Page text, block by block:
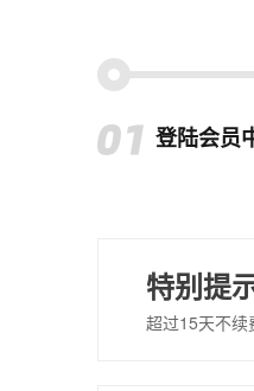
登陆会员
特别提
超过15天不续